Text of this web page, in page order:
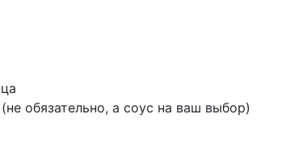
обязательно, а соус на ваш выбор)